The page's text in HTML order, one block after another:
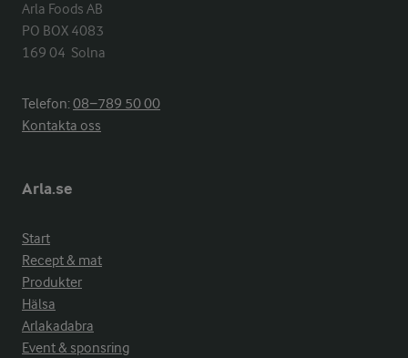
Arla Foods AB
PO BOX 4083
169 04  Solna
Telefon:08−789 50 00
Kontakta oss
Arla.se
Start
Recept & mat
Produkter
Hälsa
Arlakadabra
Event & sponsring